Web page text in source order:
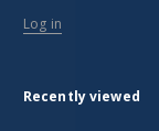
Log in
Recently viewed